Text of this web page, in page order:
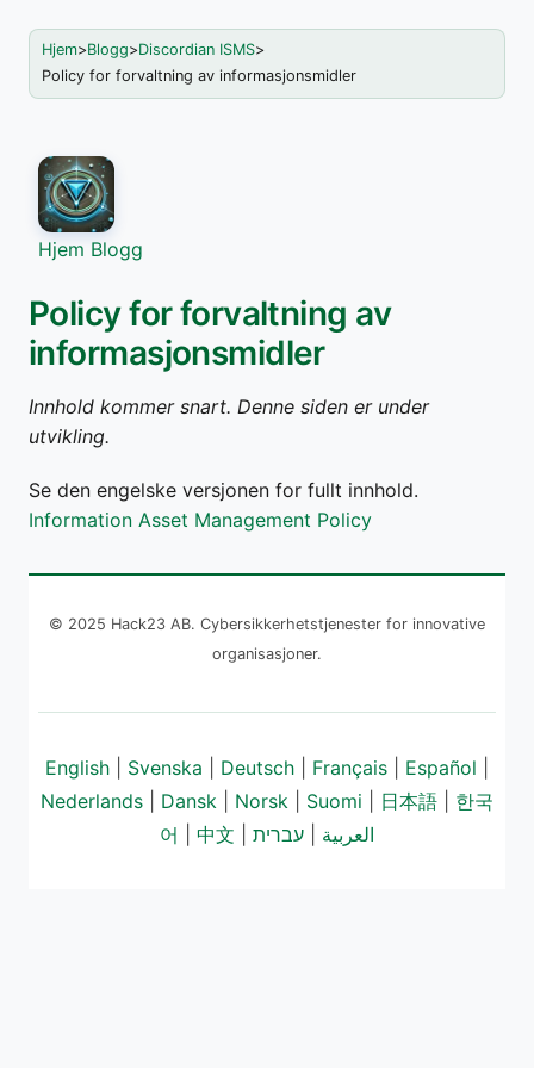
Hjem>Blogg>Discordian ISMS>
Policy for forvaltning av informasjonsmidler
Hjem Blogg
Policy for forvaltning av
informasjonsmidler
Innhold kommer snart. Denne siden er under
utvikling.
Se den engelske versjonen for fullt innhold.
Information Asset Management Policy
© 2025 Hack23 AB. Cybersikkerhetstjenester for innovative
organisasjoner.
English Svenska Deutsch Français Español
Nederlands
Dansk Norsk Suomi 日本語
한국
어
中文 العربية עברית